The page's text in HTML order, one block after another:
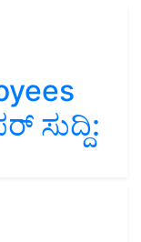
ಸುದ್ದಿ: